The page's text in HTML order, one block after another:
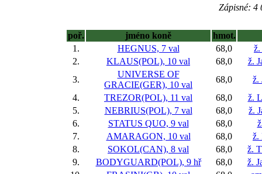
Zápisné: 4
poř. jméno koně
hmot.
1.
HEGNUS, 7 val 68,0
ž.
2.
KLAUS(POL), 10 val 68,0
ž.
3.
UNIVERSE OF
GRACIE(GER), 10 val
68,0
ž.
4.
TREZOR(POL), 11 val 68,0
ž.
5.
NEBRIUS(POL), 7 val 68,0
ž.
6.
STATUS QUO, 9 val 68,0
7.
AMARAGON, 10 val 68,0
ž.
8.
SOKOL(CAN), 8 val 68,0
ž.
9.
BODYGUARD(POL), 9 hř 68,0
ž.